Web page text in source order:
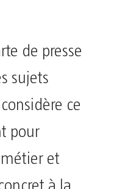
de presse
sujets
ce
pour
et